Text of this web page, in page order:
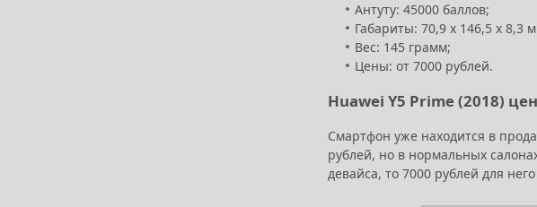
Антуту: 45000 баллов;
Габариты: 70,9 х 146,5 х 8,3
Вес: 145 грамм;
Цены: от 7000 рублей.
Huawei Y5 Prime (2018)
Смартфон уже находится в
рублей, но в нормальных
девайса, то 7000 рублей для